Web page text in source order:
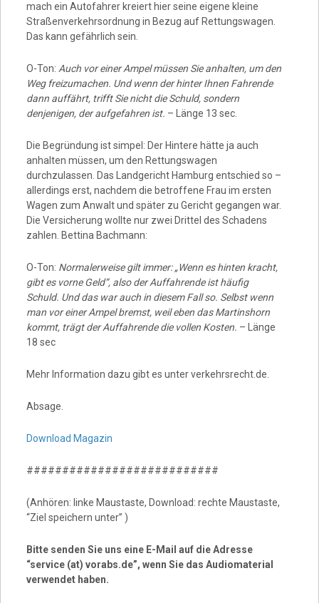
mach ein Autofahrer kreiert hier seine eigene kleine
Straßenverkehrsordnung in Bezug auf Rettungswagen.
Das kann gefährlich sein.
O-Ton: Auch vor einer Ampel müssen Sie anhalten, um den
Weg freizumachen. Und wenn der hinter Ihnen Fahrende
dann auffährt, trifft Sie nicht die Schuld, sondern
denjenigen, der aufgefahren ist. – Länge 13 sec.
Die Begründung ist simpel: Der Hintere hätte ja auch
anhalten müssen, um den Rettungswagen
durchzulassen. Das Landgericht Hamburg entschied so –
allerdings erst, nachdem die betroffene Frau im ersten
Wagen zum Anwalt und später zu Gericht gegangen war.
Die Versicherung wollte nur zwei Drittel des Schadens
zahlen. Bettina Bachmann:
O-Ton: Normalerweise gilt immer: „Wenn es hinten kracht,
gibt es vorne Geld“, also der Auffahrende ist häufig
Schuld. Und das war auch in diesem Fall so. Selbst wenn
man vor einer Ampel bremst, weil eben das Martinshorn
kommt, trägt der Auffahrende die vollen Kosten. – Länge
18 sec
Mehr Information dazu gibt es unter verkehrsrecht.de.
Absage.
Download Magazin
###########################
(Anhören: linke Maustaste, Download: rechte Maustaste,
“Ziel speichern unter” )
Bitte senden Sie uns eine E-Mail auf die Adresse
“service (at) vorabs.de”, wenn Sie das Audiomaterial
verwendet haben.